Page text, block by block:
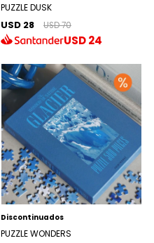
PUZZLE DUSK
USD 28 USD 70
USD24
Discontinuados
PUZZLE WONDERS